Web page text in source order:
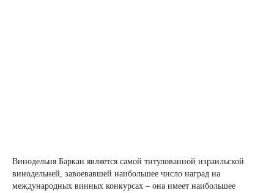
Винодельня Баркан является самой титулованной израильской
винодельней, завоевавшей наибольшее число наград на
международных винных конкурсах – она имеет наибольшее